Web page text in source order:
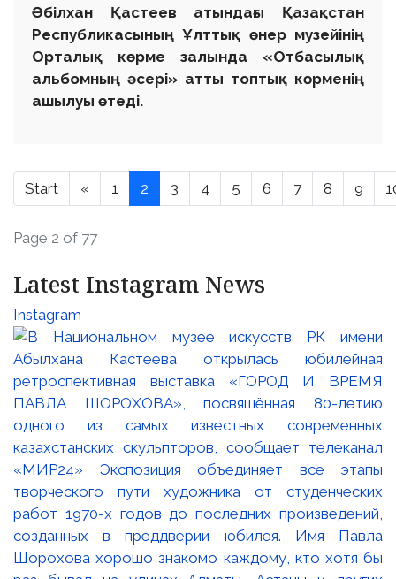
Әбілхан Қастеев атындағы Қазақстан
Республикасының Ұлттық өнер музейінің
Орталық көрме залында «Отбасылық
альбомның әсері» атты топтық көрменің
ашылуы өтеді.
Start « 1 2 3 4 5 6 7 8 9
Page 2 of 77
Latest Instagram News
Instagram